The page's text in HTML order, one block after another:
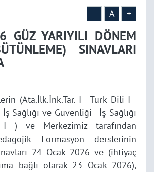
- A +
GÜZ YARIYILI DÖNEM
SINAVLARI
(Ata.İlk.İnk.Tar. I - Türk Dili I -
Sağlığı ve Güvenliği - İş Sağlığı
I ) ve Merkezimiz tarafından
Formasyon derslerinin
24 Ocak 2026 ve (ihtiyaç
bağlı olarak 23 Ocak 2026),